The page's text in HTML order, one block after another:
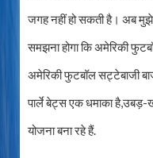
जगह नहीं हो सकती है। अब
समझना होगा कि अमेरिकी
अमेरिकी फुटबॉल सट्टेबाजी
पार्ले बेट्स एक धमाका
योजना बना रहे हैं.